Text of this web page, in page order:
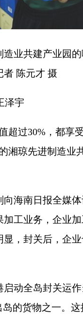
共建产业园的
者 陈元才 摄
泽宇
过30%，都享
湘琼先进制造业
南日报全媒体
工业务，企业
，封关后，企
动全岛封关运作
的货物之一。